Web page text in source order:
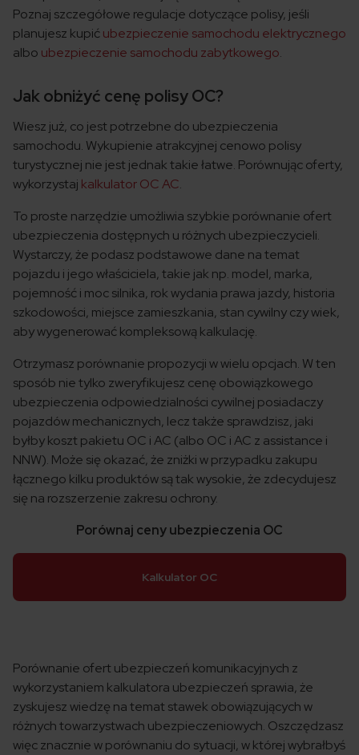
Poznaj szczegółowe regulacje dotyczące polisy, jeśli
planujesz kupićubezpieczenie samochodu elektrycznego
albo ubezpieczenie samochodu zabytkowego.
Jak obniżyć cenę polisy OC?
Wiesz już, co jest potrzebne do ubezpieczenia
samochodu. Wykupienie atrakcyjnej cenowo polisy
turystycznej nie jest jednak takie łatwe. Porównując oferty,
wykorzystaj kalkulator OC AC.
To proste narzędzie umożliwia szybkie porównanie ofert
ubezpieczenia dostępnych u różnych ubezpieczycieli.
Wystarczy, że podasz podstawowe dane na temat
pojazdu i jego właściciela, takie jak np. model, marka,
pojemność i moc silnika, rok wydania prawa jazdy, historia
szkodowości, miejsce zamieszkania, stan cywilny czy wiek,
aby wygenerować kompleksową kalkulację.
Otrzymasz porównanie propozycji w wielu opcjach. W ten
sposób nie tylko zweryfikujesz cenę obowiązkowego
ubezpieczenia odpowiedzialności cywilnej posiadaczy
pojazdów mechanicznych, lecz także sprawdzisz, jaki
byłby koszt pakietu OC i AC (albo OC i AC z assistance i
NNW). Może się okazać, że zniżki w przypadku zakupu
łącznego kilku produktów są tak wysokie, że zdecydujesz
się na rozszerzenie zakresu ochrony.
Porównaj ceny ubezpieczenia OC
Kalkulator OC
Porównanie ofert ubezpieczeń komunikacyjnych z
wykorzystaniem kalkulatora ubezpieczeń sprawia, że
zyskujesz wiedzę na temat stawek obowiązujących w
różnych towarzystwach ubezpieczeniowych. Oszczędzasz
więc znacznie w porównaniu do sytuacji, w której wybrałbyś